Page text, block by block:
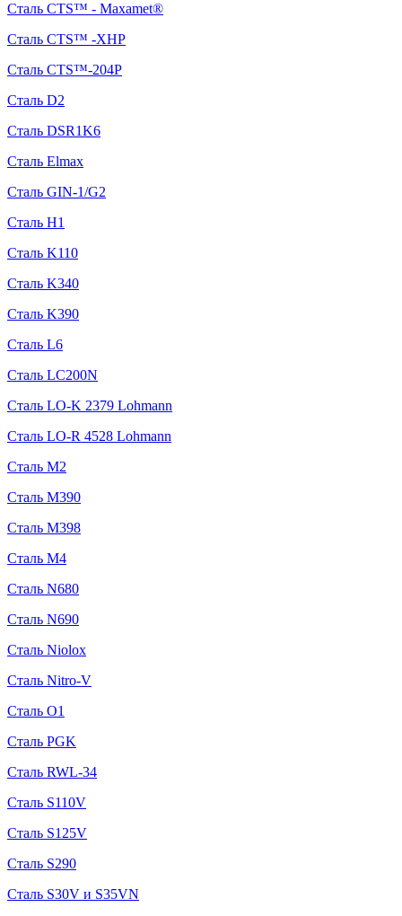
Сталь CTS™ - Maxamet®
Сталь CTS™ -XHP
Сталь CTS™-204P
Сталь D2
Сталь DSR1K6
Сталь Elmax
Сталь GIN-1/G2
Сталь H1
Сталь K110
Сталь K340
Сталь K390
Сталь L6
Сталь LC200N
Сталь LO-K 2379 Lohmann
Сталь LO-R 4528 Lohmann
Сталь M2
Сталь M390
Сталь M398
Сталь M4
Сталь N680
Сталь N690
Сталь Niolox
Сталь Nitro-V
Сталь O1
Сталь PGK
Сталь RWL-34
Сталь S110V
Сталь S125V
Сталь S290
Сталь S30V и S35VN